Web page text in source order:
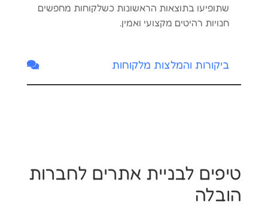
שתופיעו בתוצאות הראשונות כשלקוחות מחפשים
חנויות רהיטים מקצועי ואמין.
ביקורות והמלצות מלקוחות
טיפים לבניית אתרים לחברות
הובלה